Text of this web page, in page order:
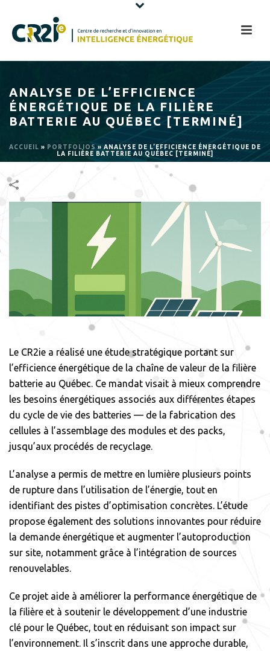
ANALYSE DE L’EFFICIENCE
ÉNERGÉTIQUE DE LA FILIÈRE
BATTERIE AU QUÉBEC [TERMINÉ]
ACCUEIL » PORTFOLIOS» ANALYSE DE L’EFFICIENCE ÉNERGÉTIQUE DE
LA FILIÈRE BATTERIE AU QUÉBEC [TERMINÉ]
Le CR2ie a réalisé une étude stratégique portant sur
l’efficience énergétique de la chaîne de valeur de la filière
batterie au Québec. Ce mandat visait à mieux comprendre
les besoins énergétiques associés aux différentes étapes
du cycle de vie des batteries — de la fabrication des
cellules à l’assemblage des modules et des packs,
jusqu’aux procédés de recyclage.
L’analyse a permis de mettre en lumière plusieurs points
de rupture dans l’utilisation de l’énergie, tout en
identifiant des pistes d’optimisation concrètes. L’étude
propose également des solutions innovantes pour réduire
la demande énergétique et augmenter l’autoproduction
sur site, notamment grâce à l’intégration de sources
renouvelables.
Ce projet aide à améliorer la performance énergétique de
la filière et à soutenir le développement d’une industrie
clé pour le Québec, tout en réduisant son impact sur
l’environnement. Il s’inscrit dans une approche durable,